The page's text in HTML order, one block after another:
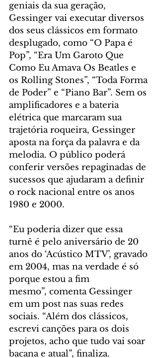
geniais da sua geração,
Gessinger vai executar diversos
dos seus clássicos em formato
desplugado, como “O Papa é
Pop”, “Era Um Garoto Que
Como Eu Amava Os Beatles e
os Rolling Stones”, “Toda Forma
de Poder” e “Piano Bar”. Sem os
amplificadores e a bateria
elétrica que marcaram sua
trajetória roqueira, Gessinger
aposta na força da palavra e da
melodia. O público poderá
conferir versões repaginadas de
sucessos que ajudaram a definir
o rock nacional entre os anos
1980 e 2000.
“Eu poderia dizer que essa
turnê é pelo aniversário de 20
anos do ‘Acústico MTV’, gravado
em 2004, mas na verdade é só
porque estou a fim
mesmo”, comenta Gessinger
em um post nas suas redes
sociais. “Além dos clássicos,
escrevi canções para os dois
projetos, acho que tudo vai soar
bacana e atual”, finaliza.